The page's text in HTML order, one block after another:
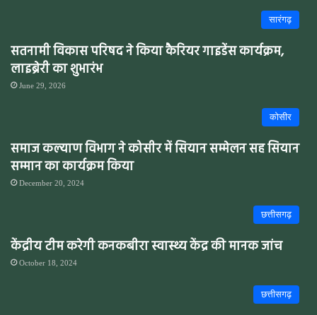
सारंगढ़
सतनामी विकास परिषद ने किया कैरियर गाइडेंस कार्यक्रम,
लाइब्रेरी का शुभारंभ
June 29, 2026
कोसीर
समाज कल्याण विभाग ने कोसीर में सियान सम्मेलन सह सियान
सम्मान का कार्यक्रम किया
December 20, 2024
छत्तीसगढ़
केंद्रीय टीम करेगी कनकबीरा स्वास्थ्य केंद्र की मानक जांच
October 18, 2024
छत्तीसगढ़